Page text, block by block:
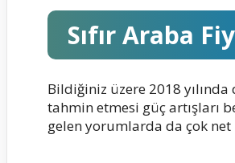
Sıfır Araba
Bildiğiniz üzere 2018
tahmin etmesi güç artışları
gelen yorumlarda da çok